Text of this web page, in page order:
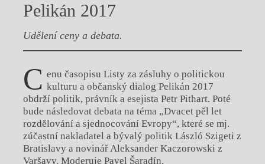
Pelikán 2017
Udělení ceny a debata.
C enu časopisu Listy za zásluhy o politickou
kulturu a občanský dialog Pelikán 2017
obdrží politik, právník a esejista Petr Pithart. Poté
bude následovat debata na téma „Dvacet pěl let
rozdělování a sjednocování Evropy“, které se mj.
zúčastní nakladatel a bývalý politik László Szigeti z
Bratislavy a novinář Aleksander Kaczorowski z
Varšavy. Moderuje Pavel Šaradín.